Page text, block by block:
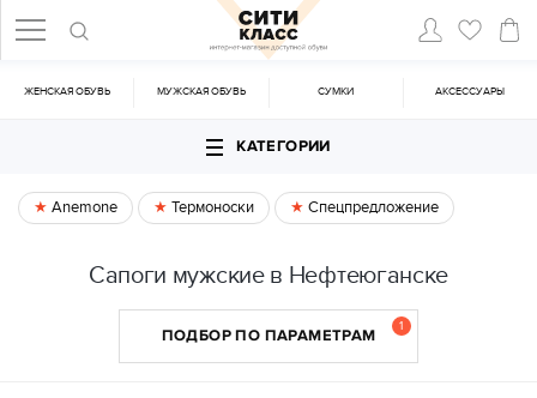
ЖЕНСКАЯ ОБУВЬ МУЖСКАЯ ОБУВЬ CУМКИ АКСЕССУАРЫ
КАТЕГОРИИ
Anemone Термоноски Спецпредложение
Сапоги мужские в Нефтеюганске
ПОДБОР ПО ПАРАМЕТРАМ 1